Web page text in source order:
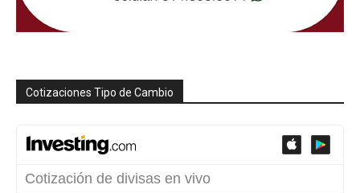
Cotizaciones Tipo de Cambio